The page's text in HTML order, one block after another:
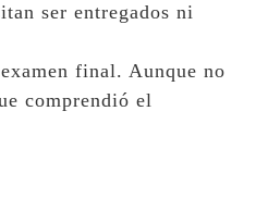
ser entregados ni
final. Aunque no
comprendió el